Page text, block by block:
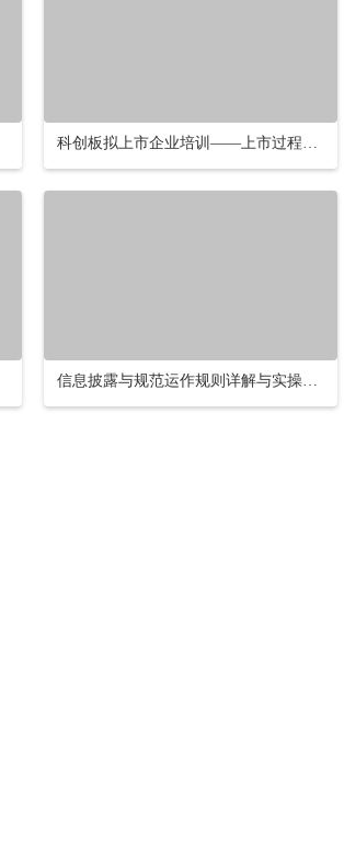
科创板拟上市企业培训——上市过程问题解决：科创板上市的法律事务
信息披露与规范运作规则详解与实操【16小时课程打包】